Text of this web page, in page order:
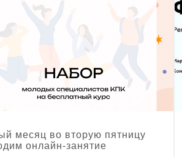
месяц во вторую пятницу
онлайн-занятие